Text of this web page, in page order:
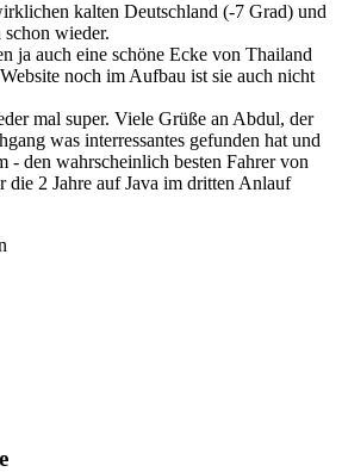
kalten Deutschland (-7 Grad) und
wieder.
ja auch eine schöne Ecke von Thailand
noch im Aufbau ist sie auch nicht
mal super. Viele Grüße an Abdul, der
was interressantes gefunden hat und
- den wahrscheinlich besten Fahrer von
die 2 Jahre auf Java im dritten Anlauf